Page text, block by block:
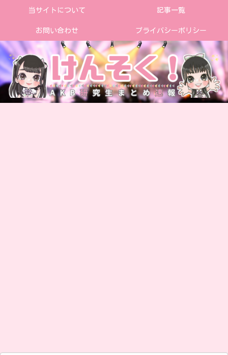
当サイトについて 記事一覧
お問い合わせ プライバシーポリシー